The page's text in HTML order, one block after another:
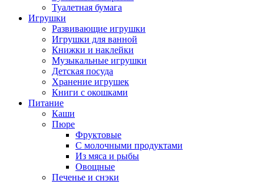
Туалетная бумага
Игрушки
Развивающие игрушки
Игрушки для ванной
Книжки и наклейки
Музыкальные игрушки
Детская посуда
Хранение игрушек
Книги с окошками
Питание
Каши
Пюре
Фруктовые
С молочными продуктами
Из мяса и рыбы
Овощные
Печенье и снэки